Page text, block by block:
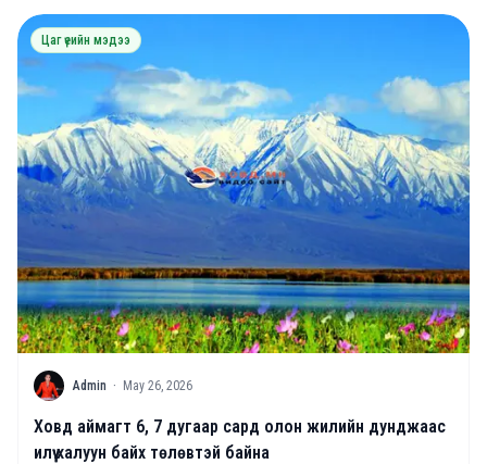
Цаг үеийн мэдээ
A Admin · May 26, 2026
Ховд аймагт 6, 7 дугаар сард олон жилийн дунджаас
илүү халуун байх төлөвтэй байна